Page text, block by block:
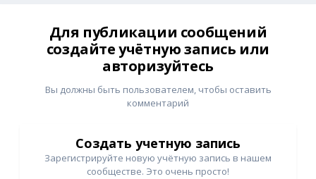
Для публикации сообщений
создайте учётную запись или
авторизуйтесь
Вы должны быть пользователем, чтобы оставить
комментарий
Создать учетную запись
Зарегистрируйте новую учётную запись в нашем
сообществе. Это очень просто!